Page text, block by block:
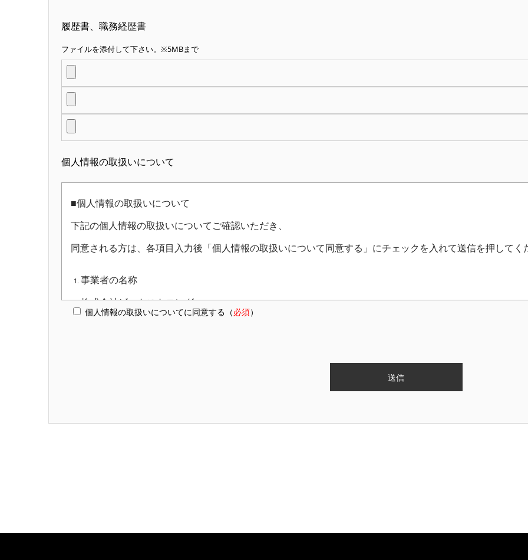
履歴書、職務経歴書
ファイルを添付して下さい。※5MBまで
個人情報の取扱いについて
■個人情報の取扱いについて
下記の個人情報の取扱いについてご確認いただき、
同意される方は、各項目入力後「個人情報の取扱いについて同意する」にチェックを入れて送信を押してく
事業者の名称
株式会社ビットストロング
個人情報の取扱いについてに同意する（必須）